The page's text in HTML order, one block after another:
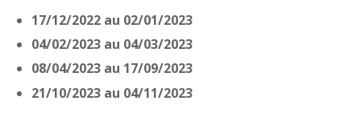
17/12/2022 au 02/01/2023
04/02/2023 au 04/03/2023
08/04/2023 au 17/09/2023
21/10/2023 au 04/11/2023